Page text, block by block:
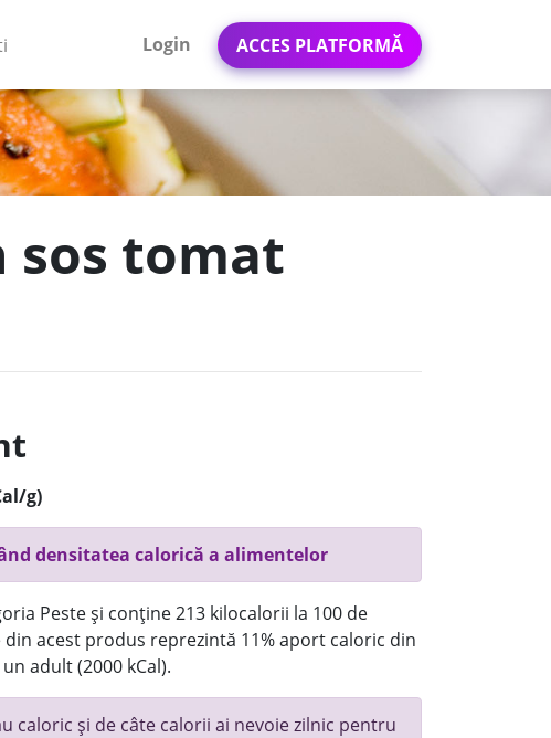
Login ACCES PLATFORMĂ
sos tomat
g)
densitatea calorică a alimentelor
Peste și conține 213 kilocalorii la 100 de
acest produs reprezintă 11% aport caloric din
adult (2000 kCal).
caloric și de câte calorii ai nevoie zilnic pentru